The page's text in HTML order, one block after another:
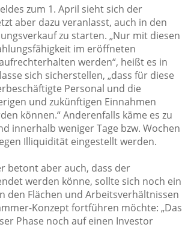
il
e
n
n e
n
zum 1. April sieht sich der
aber dazu veranlasst, auch in den
zu starten. „Nur mit diesen
im eröffneten
werden“, heißt es in
sich sicherstellen, „dass für diese
Personal und die
und zukünftigen Einnahmen
können.“ Anderenfalls käme es zu
innerhalb weniger Tage bzw. Wochen
Illiquidität eingestellt werden.
betont aber auch, dass der
werden könne, sollte sich noch ein
den Flächen und Arbeitsverhältnissen
Konzept fortführen möchte: „Das
Phase noch auf einen Investor